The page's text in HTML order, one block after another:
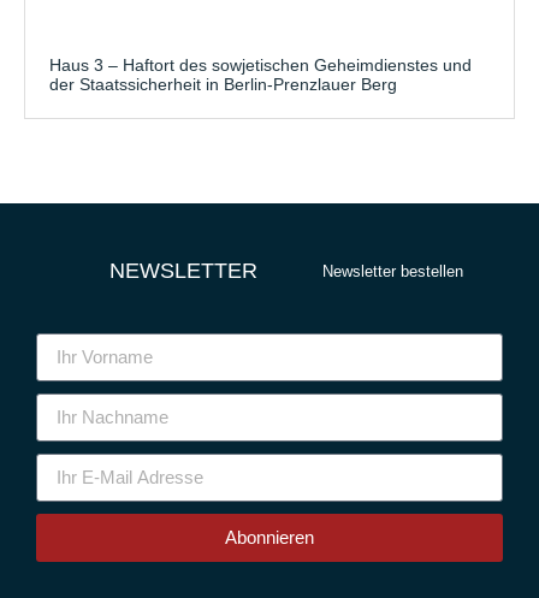
Haus 3 – Haftort des sowjetischen Geheimdienstes und
der Staatssicherheit in Berlin-Prenzlauer Berg
NEWSLETTER Newsletter bestellen
Abonnieren